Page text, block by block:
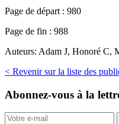
Page de départ : 980
Page de fin : 988
Auteurs: Adam J, Honoré C,
< Revenir sur la liste des
Abonnez-vous à la